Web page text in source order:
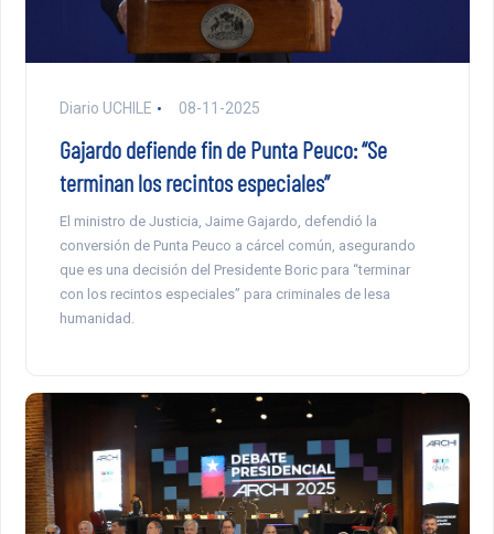
Diario UCHILE 08-11-2025
Gajardo defiende fin de Punta Peuco: “Se
terminan los recintos especiales”
El ministro de Justicia, Jaime Gajardo, defendió la
conversión de Punta Peuco a cárcel común, asegurando
que es una decisión del Presidente Boric para “terminar
con los recintos especiales” para criminales de lesa
humanidad.